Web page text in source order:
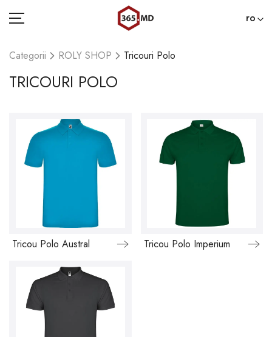
ro
CATEGORII
BLOG
Categorii ROLY SHOP Tricouri Polo
TRICOURI POLO
Tricou Polo Austral Tricou Polo Imperium